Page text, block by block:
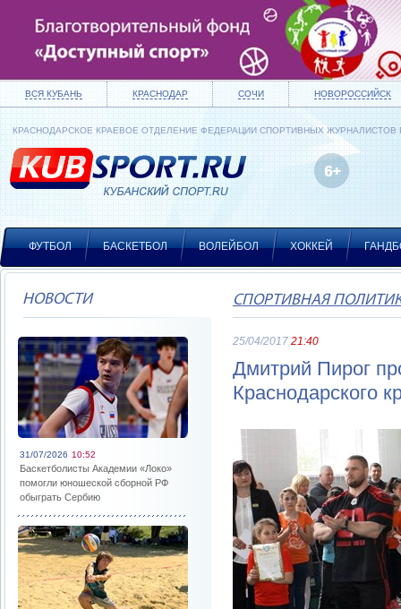
ВСЯ КУБАНЬ КРАСНОДАР СОЧИ НОВОРОССИЙСК
КРАСНОДАРСКОЕ КРАЕВОЕ ОТДЕЛЕНИЕ ФЕДЕРАЦИИ СПОРТИВНЫХ ЖУРНАЛИСТОВ
ФУТБОЛ БАСКЕТБОЛ ВОЛЕЙБОЛ ХОККЕЙ
НОВОСТИ
31/07/2026 10:52
Баскетболисты Академии «Локо»
помогли юношеской сборной РФ
обыграть Сербию
СПОРТИВНАЯ
25/04/2017 21:40
Дмитрий Пирог
Краснодарского